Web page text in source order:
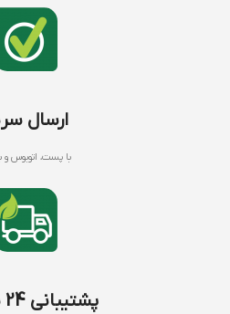
ارسال
با پست، اتوبوس و
پشتیبانی 24 ساعته